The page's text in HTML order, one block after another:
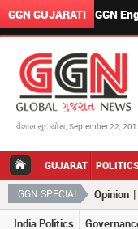
GGN GUJARATI GGN
વૈશાખ સુદ ચોથ, September 22,
GUJARAT POLITICS
GGN SPECIAL Opinion |
India Politics